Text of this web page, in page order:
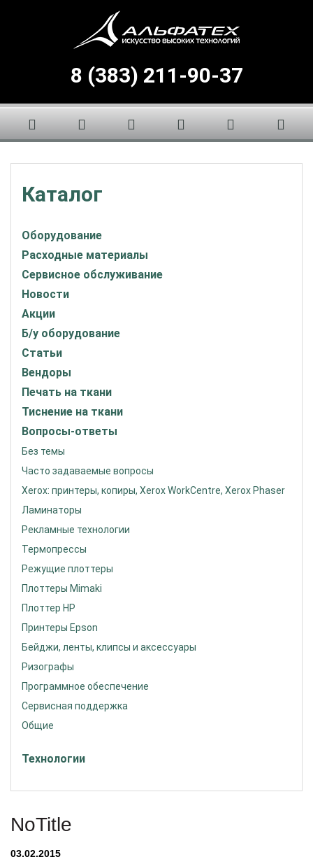
8 (383) 211-90-37
Каталог
Оборудование
Расходные материалы
Сервисное обслуживание
Новости
Акции
Б/у оборудование
Статьи
Вендоры
Печать на ткани
Тиснение на ткани
Вопросы-ответы
Без темы
Часто задаваемые вопросы
Xerox: принтеры, копиры, Xerox WorkCentre, Xerox Phaser
Ламинаторы
Рекламные технологии
Термопрессы
Режущие плоттеры
Плоттеры Mimaki
Плоттер HP
Принтеры Epson
Бейджи, ленты, клипсы и аксессуары
Ризографы
Программное обеспечение
Сервисная поддержка
Общие
Технологии
NoTitle
03.02.2015